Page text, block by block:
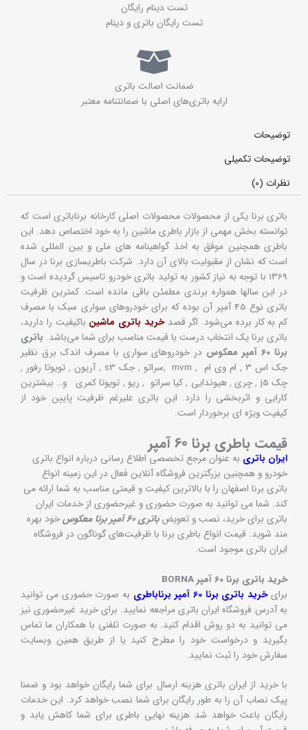
تست دینام رایگان
تست رایگان باتری و دینام
ضمانت اصالت باتری
ارايه باتری‌های اصلی با ضمانتنامه معتبر
توضیحات
توضیحات تکمیلی
نظرات (0)
باتری برنا یکی از محصولات محصولات اصلی کارخانه برناباتری است که
توانسته بخش مهمی از بازار باطری ماشین را به خود اختصاص دهد. این
باطری همچنین موفق به اخذ گواهینامه های ملی و بین المللی شده
است که نشان از مقبولیت بالای آن دارد. شرکت باطریسازی برنا در سال
1369 با توجه به نیاز کشور به تولید باتری خودرو تاسیس گردیده است و
در این سالها همواره برندی مطمئن باقی مانده است. کمترین ظرفیت
باتری نوع 45 آمپر آن بوده که برای خودروهای سواری سبک با مصرف
کم به کار برده می‌شود. اگر قصدخرید باتری ماشین باکیفیت را دارید،
باتری برنا یک انتخاب درست با قیمت مناسب برای شما می‌باشد. باتری
برنا 60 آمپر معکوس
در خودروهای سواری با مصرف اندک برق نظیر
جک اس 3 , ام وی ام , mvm ,سراتو , جک s3 , آریون , تویوتا رفور ,
چک j5 , چری , هیوندایی , کیا سراتو , ریو , تویوتا کمری و… بیشترین
کارایی و اثربخشی را دارد. این باتری علیرغم ظرفیت پایین خود از
کیفیت ویژه ای برخوردار است.
قیمت باطری برنا 60 آمپر
ایران باتری به عنوان مرجع تخصصی اطلاع رسانی درباره انواع باتری
خودرو و همچنین بزرگترین فروشگاه آنلاین فعال در این زمینه انواع
باتری برنا اصفهان را با بالاترین کیفیت و قیمتی مناسب به شما ارائه می
کند. شما می توانید به صورت حضوری و غیرحضوری از خدمات ایران
باتری برای خرید، نصب و تعویضباتری 60 آمپر برنا معکوس
خود بهره
مند شوید. قیمت انواع باطری برنا با ظرفیت‌های گوناگون در فروشگاه
ایران باتری موجود است.
خرید باتری برنا 60 آمپر BORNA
برایخرید باتری برنا 60 آمپر برناباطری
به صورت حضوری می توانید
به آدرس فروشگاه ایران باتری مراجعه نمایید. برای خرید غیرحضوری نیز
می توانید به دو روش اقدام کنید. به صورت تلفنی با همکاران ما تماس
بگیرید و درخواست خود را مطرح کنید یا از طریق همین وبسایت
سفارش خود را ثبت نمایید.
با خرید از ایران باتری هزینه ارسال برای شما رایگان خواهد بود و ضمنا
پیک نصاب آن را به طور رایگان برای شما نصب خواهد کرد. این خدمات
رایگان باعث خواهد شد هزینه نهایی باطری برای شما کاهش یابد و